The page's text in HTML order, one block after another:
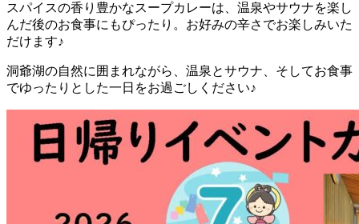
スパイスの香り豊かなスープカレーは、温泉やサウナを楽し
んだ後のお食事にもぴったり。お好みの辛さでお楽しみいた
だけます♪
洞爺湖の自然に囲まれながら、温泉とサウナ、そしてお食事
でゆったりとした一日をお過ごしください♪